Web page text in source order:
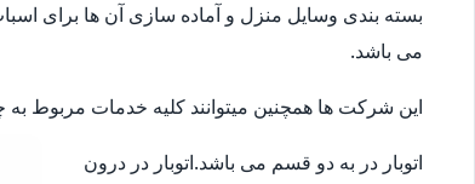
بسته بندی وسایل منزل و آماده سازی آن ها برای
می باشد.
این شرکت ها همچنین میتوانند کلیه خدمات مربوط به
اتوبار در به دو قسم می باشد.اتوبار در درون